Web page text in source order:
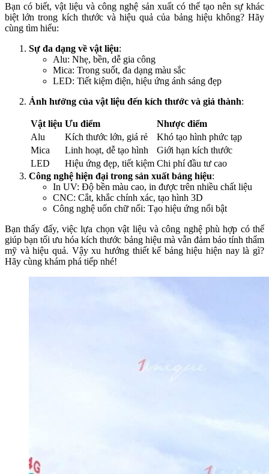
Bạn có biết, vật liệu và công nghệ sản xuất có thể tạo nên sự khác
biệt lớn trong kích thước và hiệu quả của bảng hiệu không? Hãy
cùng tìm hiểu:
Sự đa dạng về vật liệu:
Alu: Nhẹ, bền, dễ gia công
Mica: Trong suốt, đa dạng màu sắc
LED: Tiết kiệm điện, hiệu ứng ánh sáng đẹp
Ảnh hưởng của vật liệu đến kích thước và giá thành:
Vật liệu Ưu điểm
Nhược điểm
Alu
Kích thước lớn, giá rẻ
Khó tạo hình phức tạp
Mica
Linh hoạt, dễ tạo hình
Giới hạn kích thước
LED
Hiệu ứng đẹp, tiết kiệm Chi phí đầu tư cao
Công nghệ hiện đại trong sản xuất bảng hiệu:
In UV: Độ bền màu cao, in được trên nhiều chất liệu
CNC: Cắt, khắc chính xác, tạo hình 3D
Công nghệ uốn chữ nổi: Tạo hiệu ứng nổi bật
Bạn thấy đấy, việc lựa chọn vật liệu và công nghệ phù hợp có thể
giúp bạn tối ưu hóa kích thước bảng hiệu mà vẫn đảm bảo tính thẩm
mỹ và hiệu quả. Vậy xu hướng thiết kế bảng hiệu hiện nay là gì?
Hãy cùng khám phá tiếp nhé!